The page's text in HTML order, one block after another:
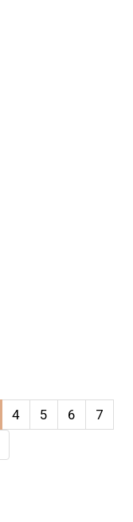
4 5 6
7